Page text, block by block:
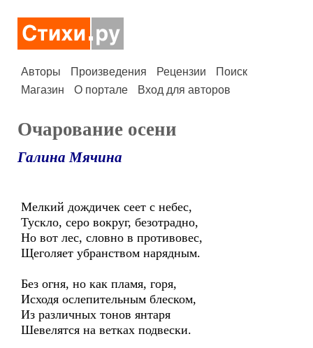
Авторы Произведения Рецензии
Поиск
Магазин
О портале Вход для авторов
Очарование осени
Галина Мячина
Мелкий дождичек сеет с небес,
Тускло, серо вокруг, безотрадно,
Но вот лес, словно в противовес,
Щеголяет убранством нарядным.
Без огня, но как пламя, горя,
Исходя ослепительным блеском,
Из различных тонов янтаря
Шевелятся на ветках подвески.